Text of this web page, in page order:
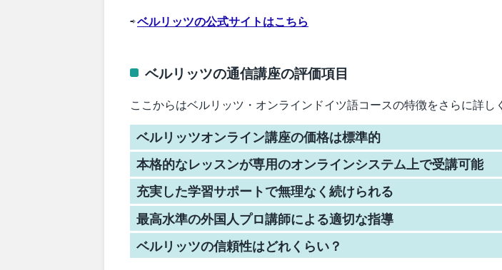
⇨ベルリッツの公式サイトはこちら
ベルリッツの通信講座の評価項目
ここからはベルリッツ・オンラインドイツ語コースの特徴をさらに詳し
ベルリッツオンライン講座の価格は標準的
本格的なレッスンが専用のオンラインシステム上で受講可能
充実した学習サポートで無理なく続けられる
最高水準の外国人プロ講師による適切な指導
ベルリッツの信頼性はどれくらい？